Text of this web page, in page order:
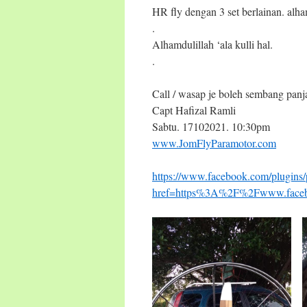
HR fly dengan 3 set berlainan.
.
Alhamdulillah ‘ala kulli hal.
.
Call / wasap je boleh sembang
Capt Hafizal Ramli
Sabtu. 17102021. 10:30pm
www.JomFlyParamotor.com
https://www.facebook.com/